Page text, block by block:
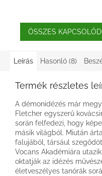
ÖSSZES
Leírás Hasonló (8)
Termék részletes
A démonidézés már
Fletcher egyszerű
során felfedezi, hogy
másik világból. Miután
falujából, társául
Vocans Akadémiára
oktatják az idézés
életveszélyes tanórák